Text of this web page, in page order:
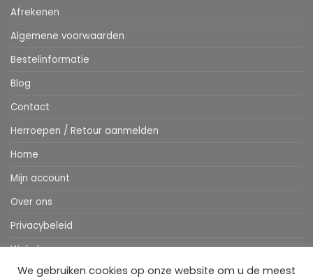
Afrekenen
Algemene voorwaarden
Bestelinformatie
Blog
Contact
Herroepen / Retour aanmelden
Home
Mijn account
Over ons
Privacybeleid
Webshop
Winkelwagen
We gebruiken cookies op onze website om u de meest